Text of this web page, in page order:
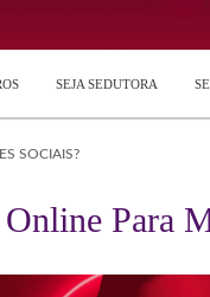
SEJA SEDUTORA
SOCIAIS?
Para